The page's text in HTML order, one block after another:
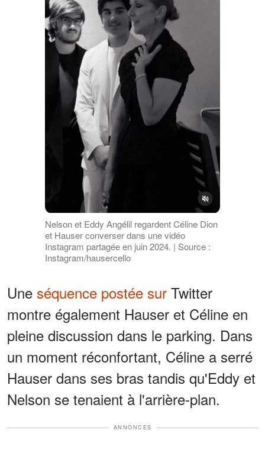
Nelson et Eddy Angélil regardent Céline Dion
et Hauser converser dans une vidéo
Instagram partagée en juin 2024. | Source :
Instagram/hausercello
Une séquence postée sur Twitter
montre également Hauser et Céline en
pleine discussion dans le parking. Dans
un moment réconfortant, Céline a serré
Hauser dans ses bras tandis qu'Eddy et
Nelson se tenaient à l'arrière-plan.
ANNONCES